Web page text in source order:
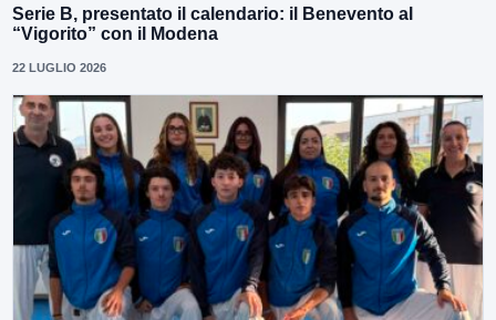
Serie B, presentato il calendario: il Benevento al
“Vigorito” con il Modena
22 LUGLIO 2026